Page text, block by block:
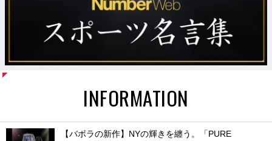
INFORMATION
【バボラの新作】NYの輝きを纏う。「PURE